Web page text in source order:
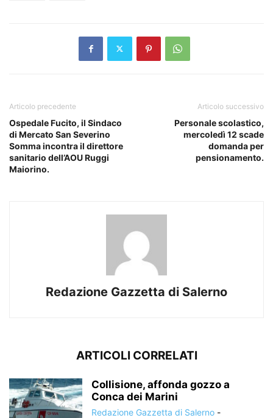
Articolo precedente
Ospedale Fucito, il Sindaco
di Mercato San Severino
Somma incontra il direttore
sanitario dell’AOU Ruggi
Maiorino.
Articolo successivo
Personale scolastico,
mercoledì 12 scade
domanda per
pensionamento.
Redazione Gazzetta di Salerno
ARTICOLI CORRELATI
Collisione, affonda gozzo a
Conca dei Marini
Redazione Gazzetta di Salerno -